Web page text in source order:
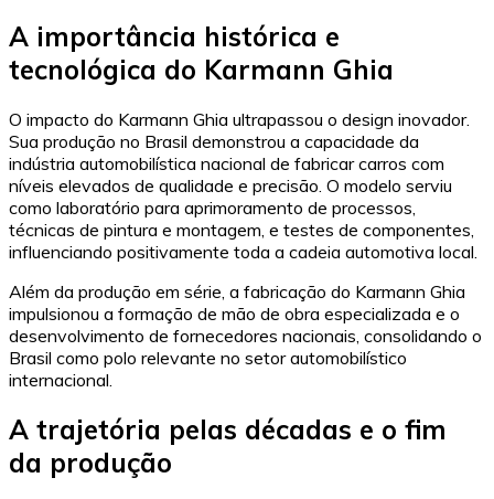
A importância histórica e
tecnológica do Karmann Ghia
O impacto do Karmann Ghia ultrapassou o design inovador.
Sua produção no Brasil demonstrou a capacidade da
indústria automobilística nacional de fabricar carros com
níveis elevados de qualidade e precisão. O modelo serviu
como laboratório para aprimoramento de processos,
técnicas de pintura e montagem, e testes de componentes,
influenciando positivamente toda a cadeia automotiva local.
Além da produção em série, a fabricação do Karmann Ghia
impulsionou a formação de mão de obra especializada e o
desenvolvimento de fornecedores nacionais, consolidando o
Brasil como polo relevante no setor automobilístico
internacional.
A trajetória pelas décadas e o fim
da produção